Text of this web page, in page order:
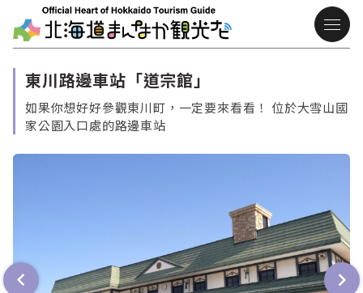
東川路邊車站「道宗館」
如果你想好好參觀東川町，一定要來看看！ 位於大雪山國
家公園入口處的路邊車站